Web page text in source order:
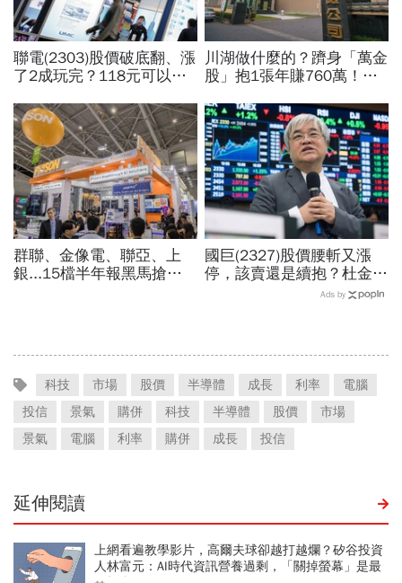
聯電(2303)股價破底翻、漲
了2成玩完？118元可以
賣超5.7萬張，可能原因曝
光
川湖做什麼的？躋身「萬金
股」抱1張年賺760萬！傳
根鐵憑什麼賣這麼貴」？
群聯、金像電、聯亞、上
銀...15檔半年報黑馬搶先
國巨(2327)股價腰斬又漲
停，該賣還是續抱？杜金龍
預言重演華城狂飆走勢「解
Ads by
科技 市場 股價 半導體 成長 利率
電腦
投信
景氣 購併 科技 半導體 股價
市場
景氣
電腦 利率 購併 成長 投信
延伸閱讀
上網看遍教學影片，高爾夫球卻越打越爛？矽谷投資
人林富元：AI時代資訊營養過剩，「關掉螢幕」是最